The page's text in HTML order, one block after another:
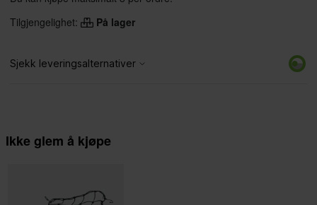
Tilgjengelighet:
På lager
Ikke glem å kjøpe